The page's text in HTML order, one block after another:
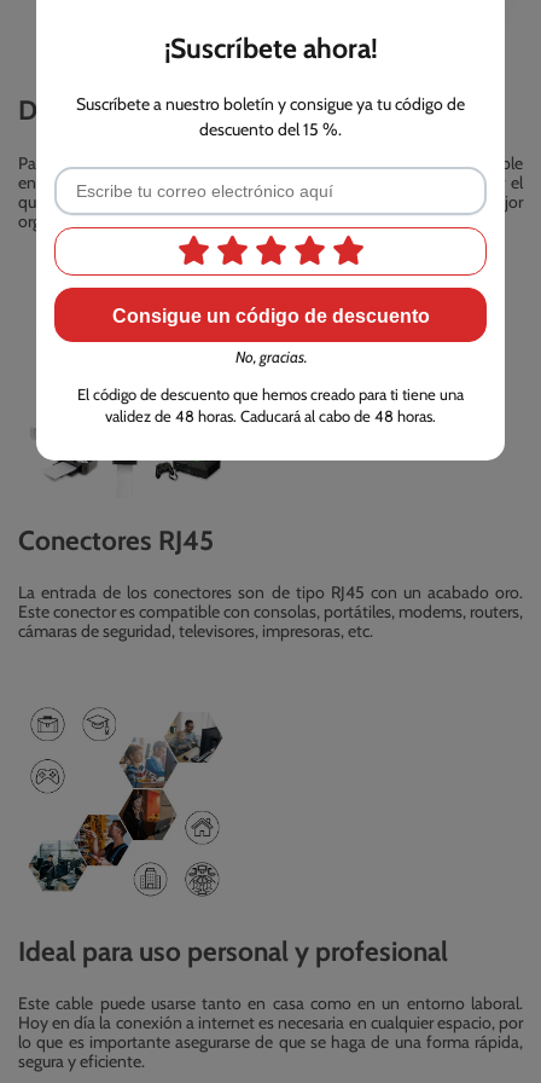
Diferentes colores y tamaños
Pasate a la vida a color. Nuestra gama de cables CAT8 está disponible
en 5 colores diferentes y varios tamaños para que puedas escoger el
que mejor se adapte a tus necesidades. Podrás alcanzar una mejor
organización al asignar un color para cada aparato.
Conectores RJ45
La entrada de los conectores son de tipo RJ45 con un acabado oro.
Este conector es compatible con consolas, portátiles, modems, routers,
cámaras de seguridad, televisores, impresoras, etc.
Ideal para uso personal y profesional
Este cable puede usarse tanto en casa como en un entorno laboral.
Hoy en día la conexión a internet es necesaria en cualquier espacio, por
lo que es importante asegurarse de que se haga de una forma rápida,
segura y eficiente.
¡Suscríbete ahora!
Suscríbete a nuestro boletín y consigue ya tu código de
descuento del 15 %.
Consigue un código de descuento
No, gracias.
El código de descuento que hemos creado para ti tiene una
validez de 48 horas. Caducará al cabo de 48 horas.